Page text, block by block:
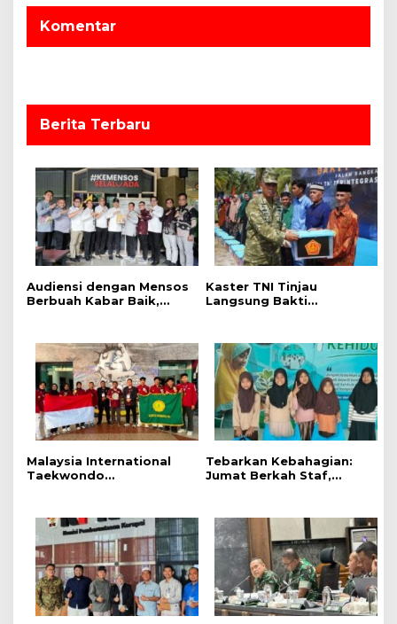
i
pKomentar
Berita Terbaru
Audiensi dengan Mensos
Berbuah Kabar Baik,
Jalur 2026 dan Resmikan
Sekolah Rakyat di
Kuansing
Kaster TNI Tinjau
Langsung Bakti
Tuanku Tambusai
Perkuat Sinergi untuk
Masyarakat
Malaysia International
Taekwondo
Tebarkan Kebahagian:
Jumat Berkah Staf,
Salurkan Bantuan di Dua
Panti Asuhan di Kota
Medan